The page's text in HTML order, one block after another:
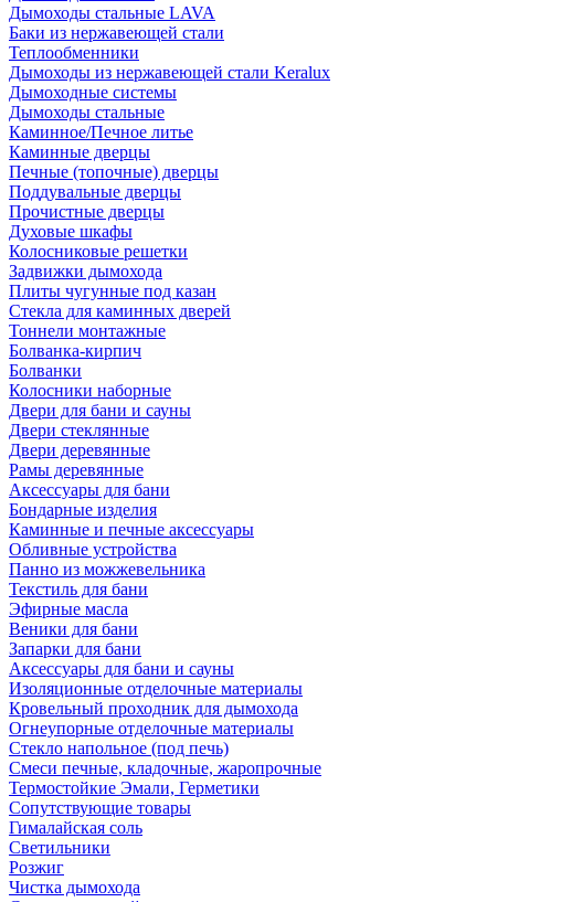
Дымоходы стальные LAVA
Баки из нержавеющей стали
Теплообменники
Дымоходы из нержавеющей стали Keralux
Дымоходные системы
Дымоходы стальные
Каминное/Печное литье
Каминные дверцы
Печные (топочные) дверцы
Поддувальные дверцы
Прочистные дверцы
Духовые шкафы
Колосниковые решетки
Задвижки дымохода
Плиты чугунные под казан
Стекла для каминных дверей
Тоннели монтажные
Болванка-кирпич
Болванки
Колосники наборные
Двери для бани и сауны
Двери стеклянные
Двери деревянные
Рамы деревянные
Аксессуары для бани
Бондарные изделия
Каминные и печные аксессуары
Обливные устройства
Панно из можжевельника
Текстиль для бани
Эфирные масла
Веники для бани
Запарки для бани
Аксессуары для бани и сауны
Изоляционные отделочные материалы
Кровельный проходник для дымохода
Огнеупорные отделочные материалы
Стекло напольное (под печь)
Смеси печные, кладочные, жаропрочные
Термостойкие Эмали, Герметики
Сопутствующие товары
Гималайская соль
Светильники
Розжиг
Чистка дымохода